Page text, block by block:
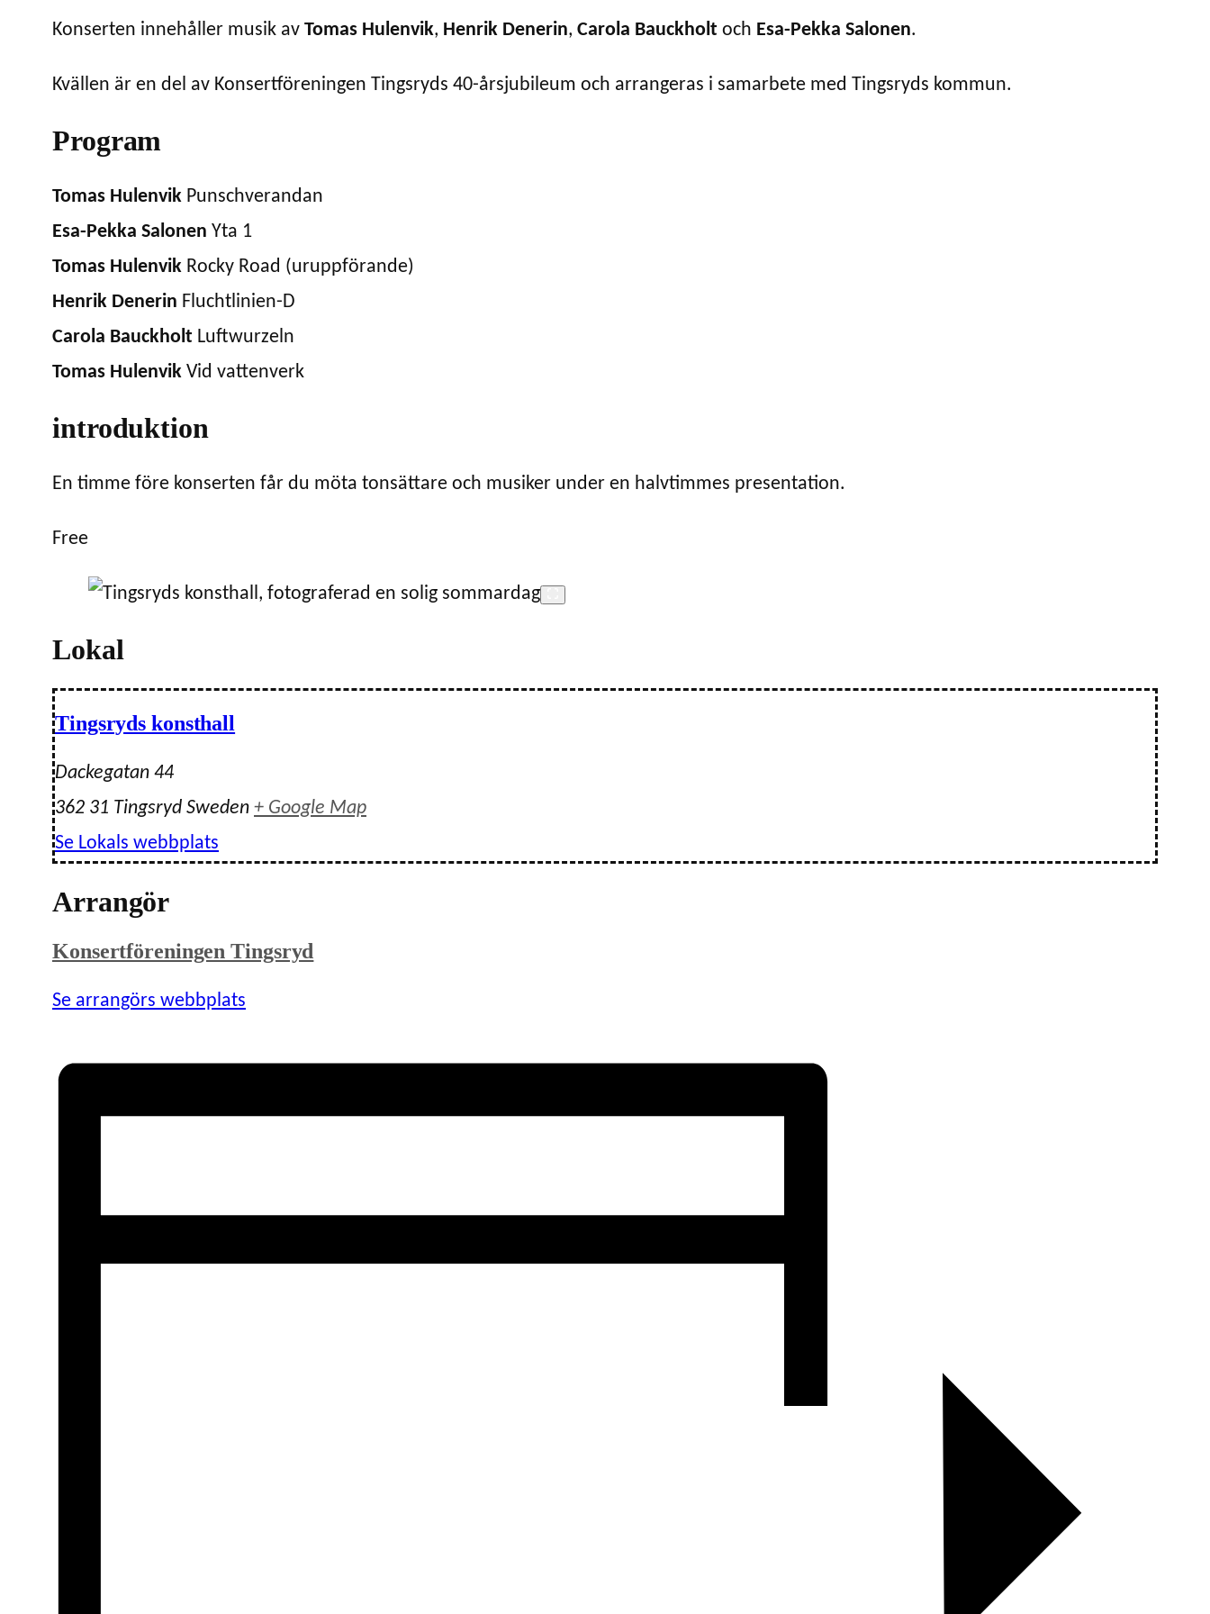
Konserten innehåller musik av Tomas Hulenvik, Henrik Denerin, Carola Bauckholt och Esa-Pekka Salonen.
Kvällen är en del av Konsertföreningen Tingsryds 40-årsjubileum och arrangeras i samarbete med Tingsryds kommun.
Program
Tomas Hulenvik Punschverandan
Esa-Pekka Salonen Yta 1
Tomas Hulenvik Rocky Road (uruppförande)
Henrik Denerin Fluchtlinien-D
Carola Bauckholt Luftwurzeln
Tomas Hulenvik Vid vattenverk
introduktion
En timme före konserten får du möta tonsättare och musiker under en halvtimmes presentation.
Free
Lokal
Tingsryds konsthall
Dackegatan 44
362 31 Tingsryd Sweden + Google Map
Se Lokals webbplats
Arrangör
Konsertföreningen Tingsryd
Se arrangörs webbplats